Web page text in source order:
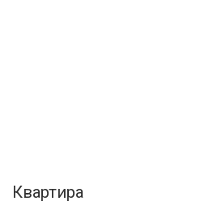
Квартира